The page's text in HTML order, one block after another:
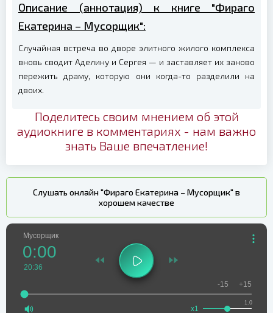
Описание (аннотация) к книге "Фираго
Екатерина – Мусорщик":
Случайная встреча во дворе элитного жилого комплекса
вновь сводит Аделину и Сергея — и заставляет их заново
пережить драму, которую они когда-то разделили на
двоих.
Поделитесь своим мнением об этой
аудиокниге в комментариях - нам важно
знать Ваше впечатление!
Слушать онлайн "Фираго Екатерина – Мусорщик" в
хорошем качестве
Мусорщик
0:00
20:36
1.0
x1
-15 +15